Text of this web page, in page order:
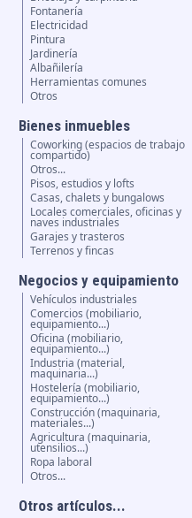
Fontanería
Electricidad
Pintura
Jardinería
Albañilería
Herramientas comunes
Otros
Bienes inmuebles
Coworking (espacios de trabajo
compartido)
Otros...
Pisos, estudios y lofts
Casas, chalets y bungalows
Locales comerciales, oficinas y
naves industriales
Garajes y trasteros
Terrenos y fincas
Negocios y equipamiento
Vehículos industriales
Comercios (mobiliario,
equipamiento...)
Oficina (mobiliario,
equipamiento...)
Industria (material,
maquinaria...)
Hostelería (mobiliario,
equipamiento...)
Construcción (maquinaria,
materiales...)
Agricultura (maquinaria,
utensilios...)
Ropa laboral
Otros...
Otros artículos...